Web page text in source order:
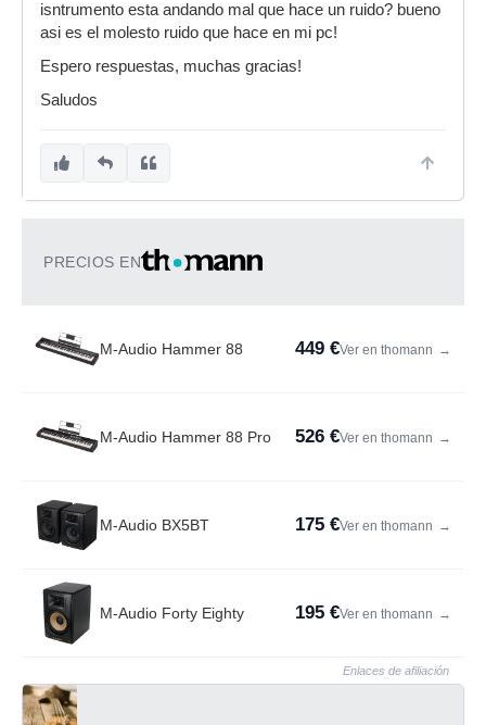
isntrumento esta andando mal que hace un ruido? bueno
asi es el molesto ruido que hace en mi pc!
Espero respuestas, muchas gracias!
Saludos
PRECIOS EN
M-Audio Hammer 88 449 €Ver en thomann →
M-Audio Hammer 88 Pro 526 €Ver en thomann →
M-Audio BX5BT 175 €Ver en thomann →
M-Audio Forty Eighty 195 €Ver en thomann →
Enlaces de afiliación